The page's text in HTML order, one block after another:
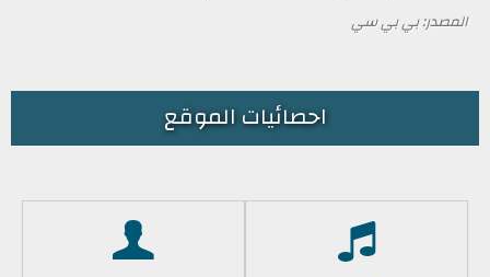
المصدر: بي بي سي
احصائيات الموقع